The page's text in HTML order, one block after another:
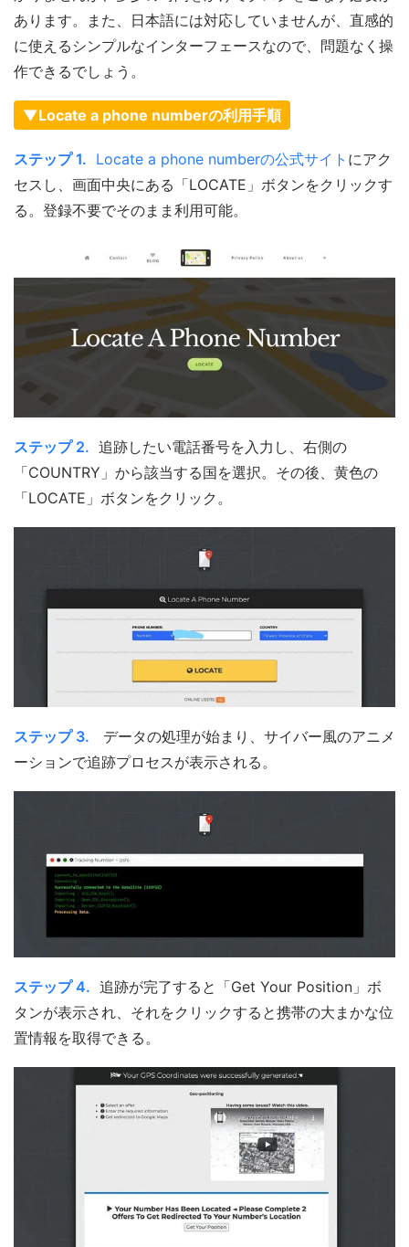
あります。また、日本語には対応していませんが、直感的
に使えるシンプルなインターフェースなので、問題なく操
作できるでしょう。
▼Locate a phone numberの利用手順
ステップ 1. Locate a phone numberの公式サイト にアク
セスし、画面中央にある「LOCATE」ボタンをクリックす
る。登録不要でそのまま利用可能。
ステップ 2. 追跡したい電話番号を入力し、右側の
「COUNTRY」から該当する国を選択。その後、黄色の
「LOCATE」ボタンをクリック。
ステップ 3.
データの処理が始まり、サイバー風のアニメ
ーションで追跡プロセスが表示される。
ステップ 4. 追跡が完了すると「Get Your Position」ボ
タンが表示され、それをクリックすると携帯の大まかな位
置情報を取得できる。